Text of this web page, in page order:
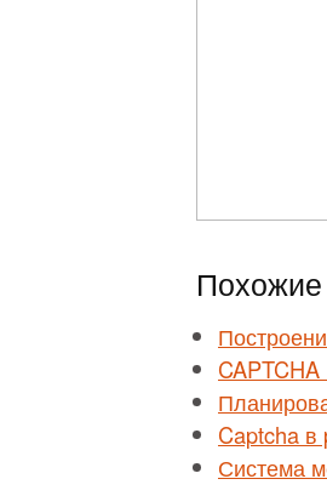
Похожие
Captcha в
Система